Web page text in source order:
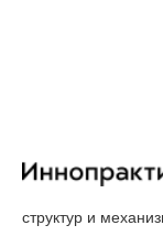
структур и